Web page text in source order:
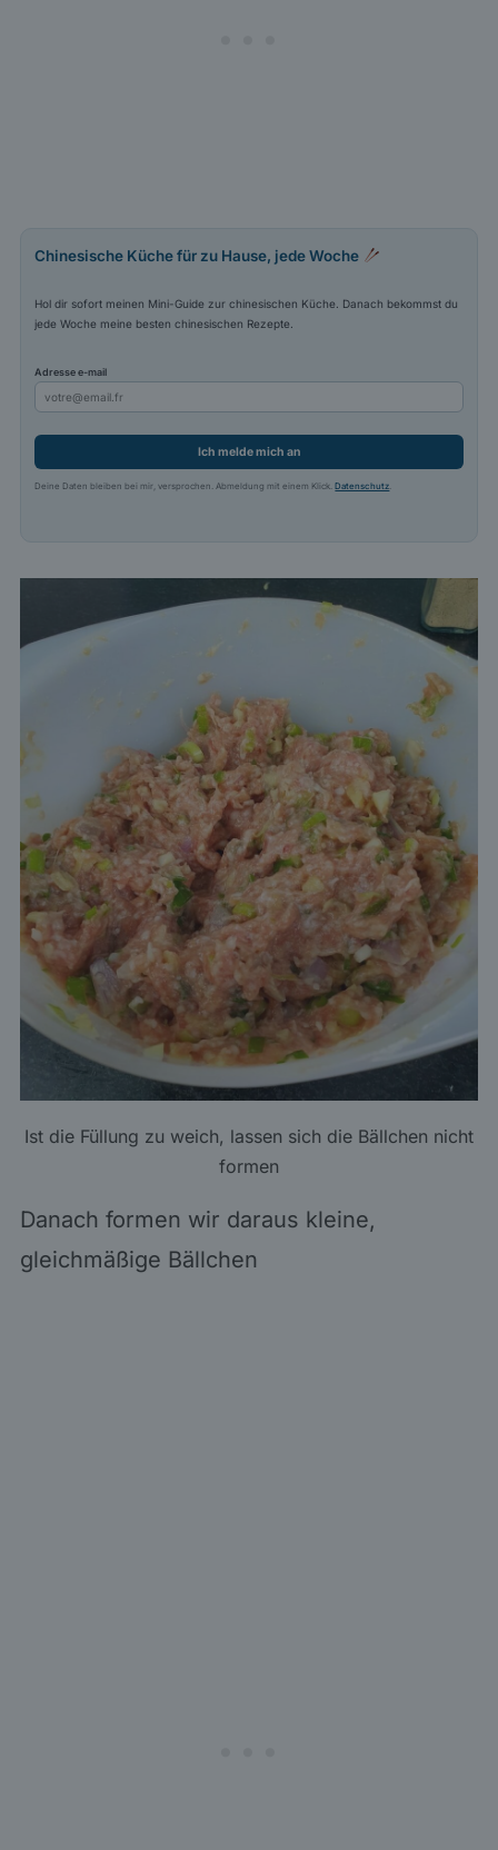
Chinesische Küche für zu Hause, jede Woche
Hol dir sofort meinen Mini-Guide zur chinesischen Küche. Danach bekommst du
jede Woche meine besten chinesischen Rezepte.
Adresse e-mail
Ich melde mich an
Deine Daten bleiben bei mir, versprochen. Abmeldung mit einem Klick.Datenschutz
Ist die Füllung zu weich, lassen sich die Bällchen nicht
formen
Danach formen wir daraus kleine,
gleichmäßige Bällchen